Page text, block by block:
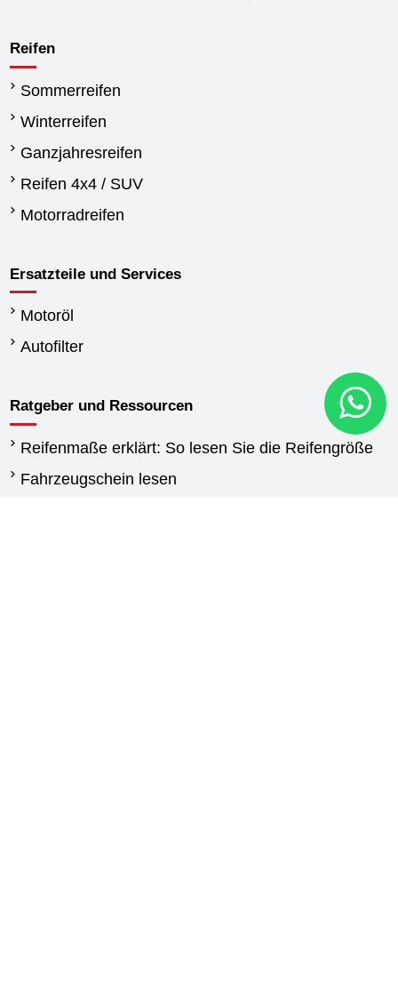
Reifen
Sommerreifen
Winterreifen
Ganzjahresreifen
Reifen 4x4 / SUV
Motorradreifen
Ersatzteile und Services
Motoröl
Autofilter
Ratgeber und Ressourcen
Reifenmaße erklärt: So lesen Sie die Reifengröße
Fahrzeugschein lesen